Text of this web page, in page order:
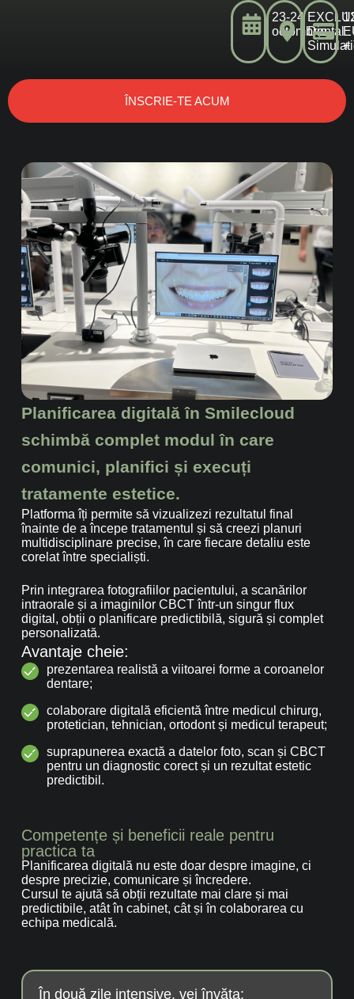
23-24
octombrieDental
+
ÎNSCRIE-TE ACUM
Planificarea digitală în Smilecloud
schimbă complet modul în care
comunici, planifici și execuți
tratamente estetice.
Platforma îți permite să vizualizezi rezultatul final
înainte de a începe tratamentul și să creezi planuri
multidisciplinare precise, în care fiecare detaliu este
corelat între specialiști.
Prin integrarea fotografiilor pacientului, a scanărilor
intraorale și a imaginilor CBCT într-un singur flux
digital, obții o planificare predictibilă, sigură și complet
personalizată.
Avantaje cheie:
prezentarea realistă a viitoarei forme a coroanelor
dentare;
colaborare digitală eficientă între medicul chirurg,
protetician, tehnician, ortodont și medicul terapeut;
suprapunerea exactă a datelor foto, scan și CBCT
pentru un diagnostic corect și un rezultat estetic
predictibil.
Competențe și beneficii reale pentru
practica ta
Planificarea digitală nu este doar despre imagine, ci
despre precizie, comunicare și încredere.
Cursul te ajută să obții rezultate mai clare și mai
predictibile, atât în cabinet, cât și în colaborarea cu
echipa medicală.
În două zile intensive, vei învăța: